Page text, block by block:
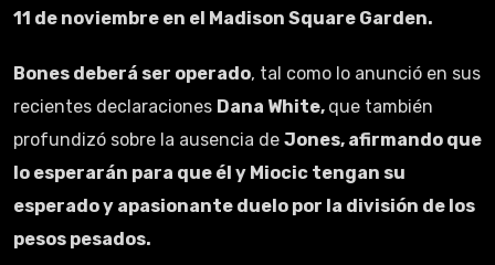
11 de noviembre en el Madison Square Garden.
Bones deberá ser operado, tal como lo anunció en sus
recientes declaraciones Dana White, que también
profundizó sobre la ausencia de Jones, afirmando que
lo esperarán para que él y Miocic tengan su
esperado y apasionante duelo por la división de los
pesos pesados.